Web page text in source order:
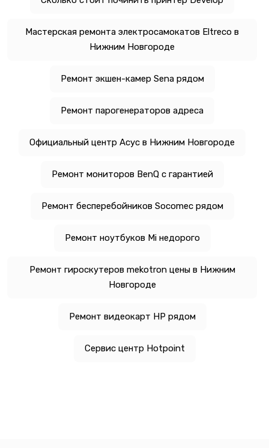
Мастерская ремонта электросамокатов Eltreco в
Нижним Новгороде
Ремонт экшен-камер Sena рядом
Ремонт парогенераторов адреса
Официальный центр Асус в Нижним Новгороде
Ремонт мониторов BenQ с гарантией
Ремонт бесперебойников Socomec рядом
Ремонт ноутбуков Mi недорого
Ремонт гироскутеров mekotron цены в Нижним
Новгороде
Ремонт видеокарт HP рядом
Сервис центр Hotpoint